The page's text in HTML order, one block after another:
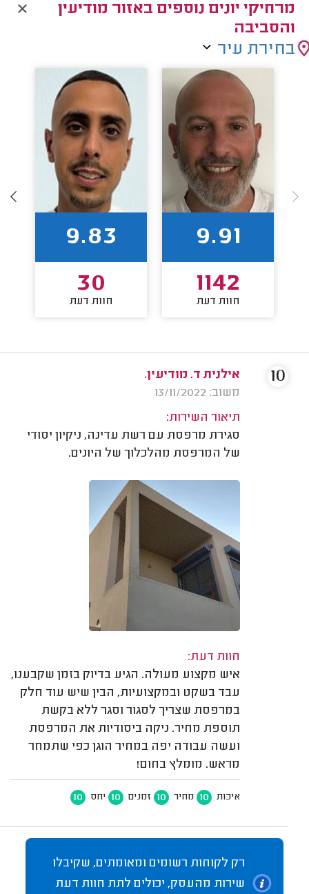
מרחיקי יונים נוספים באזור מודיעין
והסביבה
בחירת עיר
9.91
1142
חוות דעת
9.83
30
חוות דעת
אילנית ד. מודיעין.
משוב: 13/11/2022
תיאור השירות:
סגירת מרפסת עם רשת עדינה, ניקיון יסודי
של המרפסת מהלכלוך של היונים.
חוות דעת:
איש מקצוע מעולה. הגיע בדיוק בזמן שקבענו,
עבד בשקט ובמקצועיות, הבין שיש עוד חלק
במרפסת שצריך לסגור וסגר ללא בקשת
תוספת מחיר. ניקה ביסודיות את המרפסת
ועשה עבודה יפה במחיר הוגן כפי שתמחר
מראש. מומלץ בחום!
איכות 10 מחיר 10 זמנים 10 יחס 10
10
רק לקוחות רשומים ומאומתים, שקיבלו
שירות מהעסק, יכולים לתת חוות דעת